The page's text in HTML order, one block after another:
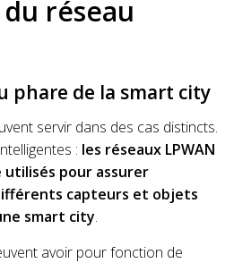
réseau
phare de la smart city
servir dans des cas distincts.
: les réseaux LPWAN
pour assurer
capteurs et objets
smart city.
avoir pour fonction de